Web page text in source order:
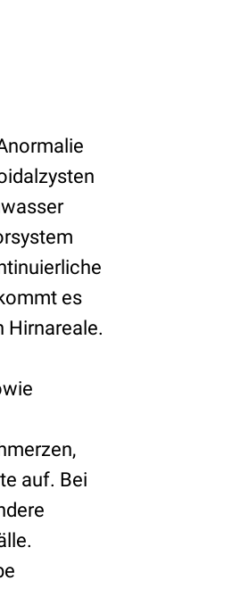
es
Hirnareale.
auf. Bei